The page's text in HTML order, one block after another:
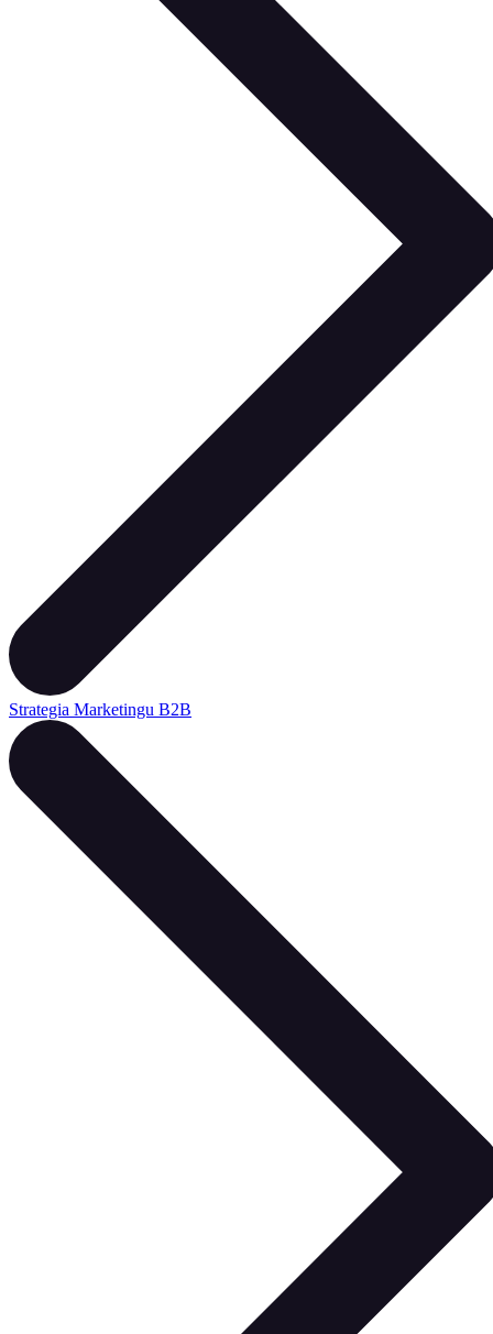
Strategia Marketingu B2B